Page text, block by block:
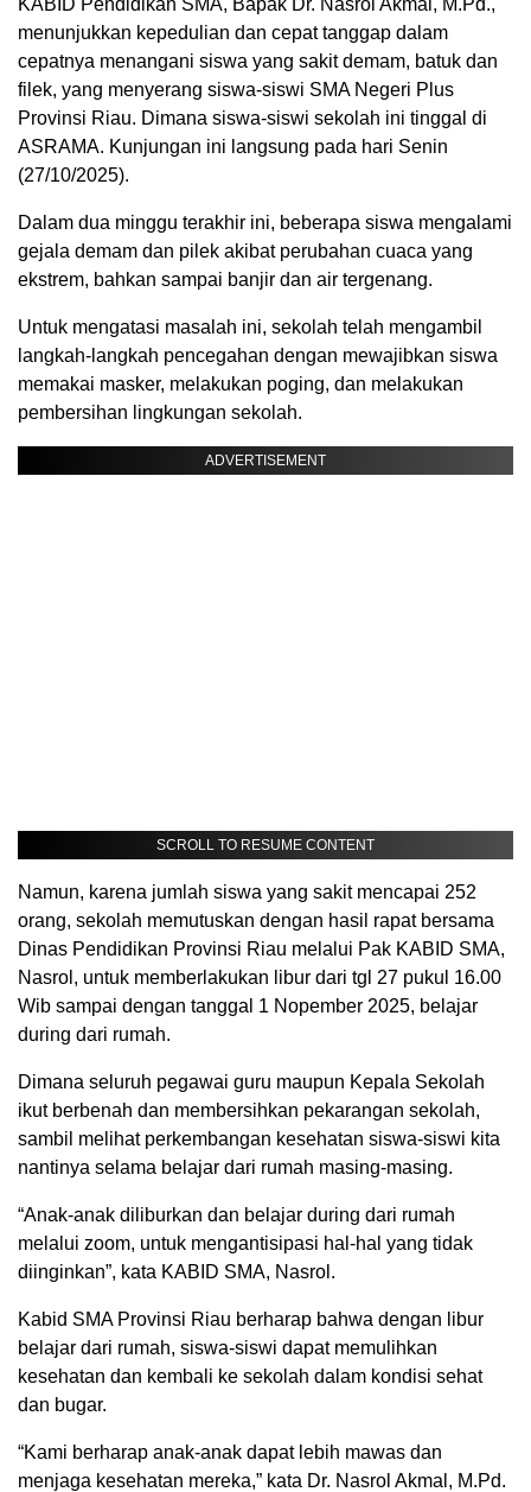
menunjukkan kepedulian dan cepat tanggap dalam
cepatnya menangani siswa yang sakit demam, batuk dan
filek, yang menyerang siswa-siswi SMA Negeri Plus
Provinsi Riau. Dimana siswa-siswi sekolah ini tinggal di
ASRAMA. Kunjungan ini langsung pada hari Senin
(27/10/2025).
Dalam dua minggu terakhir ini, beberapa siswa mengalami
gejala demam dan pilek akibat perubahan cuaca yang
ekstrem, bahkan sampai banjir dan air tergenang.
Untuk mengatasi masalah ini, sekolah telah mengambil
langkah-langkah pencegahan dengan mewajibkan siswa
memakai masker, melakukan poging, dan melakukan
pembersihan lingkungan sekolah.
ADVERTISEMENT
SCROLL TO RESUME CONTENT
Namun, karena jumlah siswa yang sakit mencapai 252
orang, sekolah memutuskan dengan hasil rapat bersama
Dinas Pendidikan Provinsi Riau melalui Pak KABID SMA,
Nasrol, untuk memberlakukan libur dari tgl 27 pukul 16.00
Wib sampai dengan tanggal 1 Nopember 2025, belajar
during dari rumah.
Dimana seluruh pegawai guru maupun Kepala Sekolah
ikut berbenah dan membersihkan pekarangan sekolah,
sambil melihat perkembangan kesehatan siswa-siswi kita
nantinya selama belajar dari rumah masing-masing.
“Anak-anak diliburkan dan belajar during dari rumah
melalui zoom, untuk mengantisipasi hal-hal yang tidak
diinginkan”, kata KABID SMA, Nasrol.
Kabid SMA Provinsi Riau berharap bahwa dengan libur
belajar dari rumah, siswa-siswi dapat memulihkan
kesehatan dan kembali ke sekolah dalam kondisi sehat
dan bugar.
“Kami berharap anak-anak dapat lebih mawas dan
menjaga kesehatan mereka,” kata Dr. Nasrol Akmal, M.Pd.